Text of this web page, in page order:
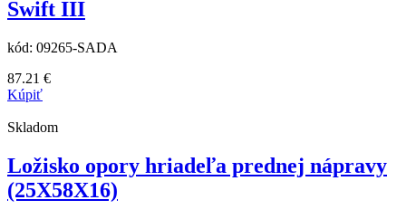
Swift III
kód: 09265-SADA
87.21 €
Kúpiť
Skladom
Ložisko opory hriadeľa prednej nápravy
(25X58X16)